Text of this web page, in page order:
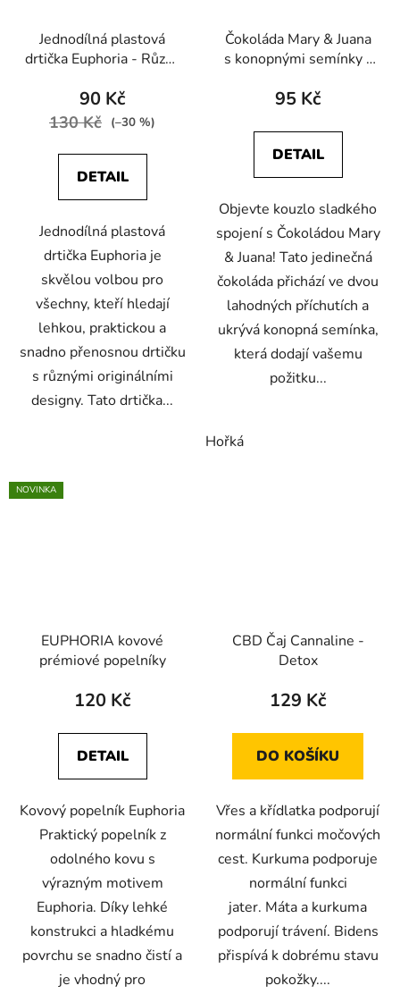
Jednodílná plastová
drtička Euphoria - Různý
90 Kč
130 Kč (–30 %)
DETAIL
Jednodílná plastová
drtička Euphoria je
skvělou volbou pro
všechny, kteří hledají
lehkou, praktickou a
snadno přenosnou drtičku
s různými originálními
designy. Tato drtička...
Čokoláda Mary & Juana
s konopnými semínky -
95 Kč
DETAIL
Objevte kouzlo sladkého
spojení s Čokoládou Mary
& Juana! Tato jedinečná
čokoláda přichází ve dvou
lahodných příchutích a
ukrývá konopná semínka,
která dodají vašemu
požitku...
Hořká
NOVINKA
EUPHORIA kovové
prémiové popelníky
120 Kč
DETAIL
Kovový popelník Euphoria
Praktický popelník z
odolného kovu s
výrazným motivem
Euphoria. Díky lehké
konstrukci a hladkému
povrchu se snadno čistí a
je vhodný pro
CBD Čaj Cannaline -
Detox
129 Kč
DO KOŠÍKU
Vřes a křídlatka podporují
normální funkci močových
cest. Kurkuma podporuje
normální funkci
jater. Máta a kurkuma
podporují trávení. Bidens
přispívá k dobrému stavu
pokožky....